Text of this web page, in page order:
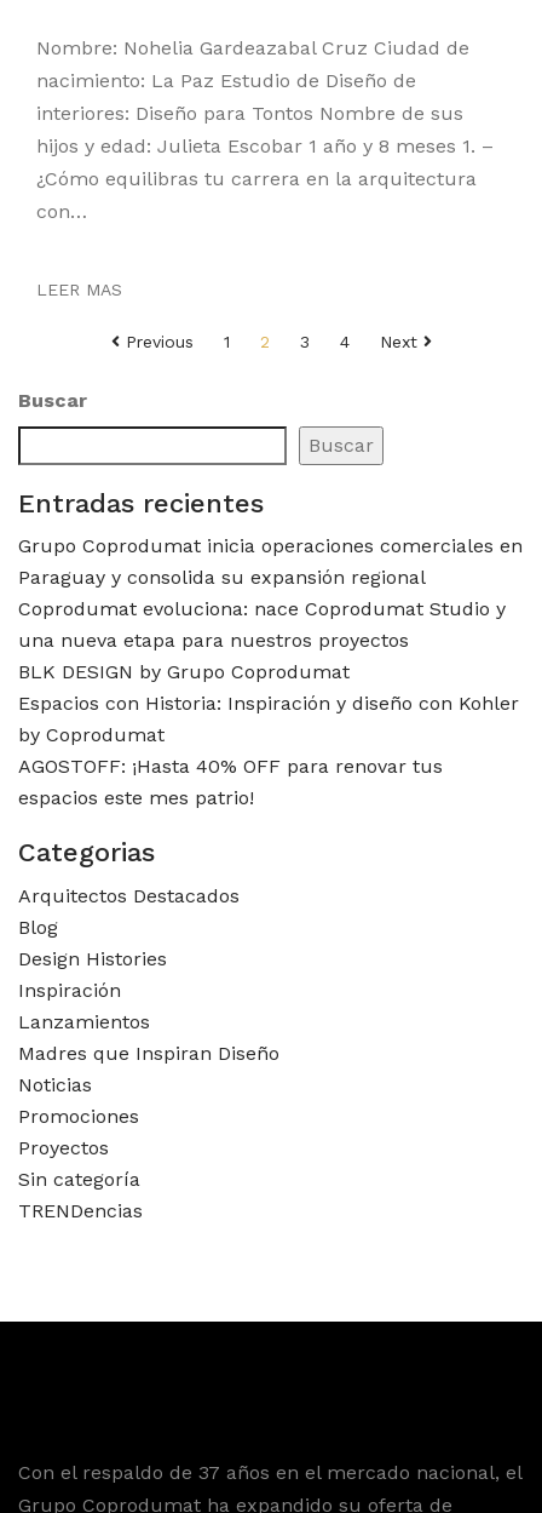
Nombre: Nohelia Gardeazabal Cruz Ciudad de
nacimiento: La Paz Estudio de Diseño de
interiores: Diseño para Tontos Nombre de sus
hijos y edad: Julieta Escobar 1 año y 8 meses 1. –
¿Cómo equilibras tu carrera en la arquitectura
con…
LEER MAS
Paginación
entradas
Previous 1 2 3 4 Next
Buscar
Buscar
Entradas recientes
Grupo Coprodumat inicia operaciones comerciales en
Paraguay y consolida su expansión regional
Coprodumat evoluciona: nace Coprodumat Studio y
una nueva etapa para nuestros proyectos
BLK DESIGN by Grupo Coprodumat
Espacios con Historia: Inspiración y diseño con Kohler
by Coprodumat
AGOSTOFF: ¡Hasta 40% OFF para renovar tus
espacios este mes patrio!
Categorias
Arquitectos Destacados
Blog
Design Histories
Inspiración
Lanzamientos
Madres que Inspiran Diseño
Noticias
Promociones
Proyectos
Sin categoría
TRENDencias
Con el respaldo de 37 años en el mercado nacional, el
Grupo Coprodumat ha expandido su oferta de